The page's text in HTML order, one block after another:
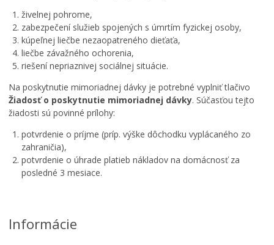
živelnej pohrome,
zabezpečení služieb spojených s úmrtím fyzickej osoby,
kúpeľnej liečbe nezaopatreného dieťaťa,
liečbe závažného ochorenia,
riešení nepriaznivej sociálnej situácie.
Na poskytnutie mimoriadnej dávky je potrebné vyplniť tlačivo
Žiadosť o poskytnutie mimoriadnej dávky. Súčasťou tejto
žiadosti sú povinné prílohy:
potvrdenie o príjme (príp. výške dôchodku vyplácaného zo
zahraničia),
potvrdenie o úhrade platieb nákladov na domácnosť za
posledné 3 mesiace.
Informácie